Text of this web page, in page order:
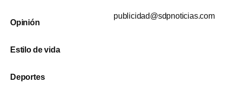
Opinión
Estilo de vida
Deportes
publicidad@sdpnoticias.com